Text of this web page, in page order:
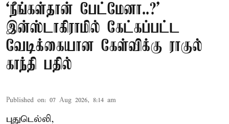
‘நீங்கள்தான் பேட்மேனா..?’
இன்ஸ்டாகிராமில் கேட்கப்பட்ட
வேடிக்கையான கேள்விக்கு ராகுல்
காந்தி பதில்
Published on: 07 Aug 2026, 8:14 am
புதுடெல்லி,